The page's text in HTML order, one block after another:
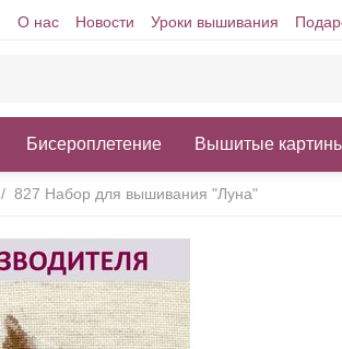
О нас Новости Уроки вышивания
Бисероплетение Вышитые
/ 827 Набор для вышивания "Луна"